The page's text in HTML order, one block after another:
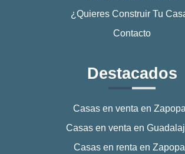
¿Quieres Construir Tu
Contacto
Destacados
Casas en venta en
Casas en venta en
Casas en renta en